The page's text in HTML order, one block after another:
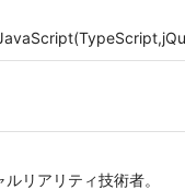
リアリティ技術者。